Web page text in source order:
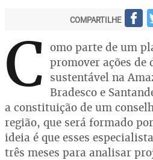
COMPARTILHE
C omo parte de um
promover ações de
sustentável na
Bradesco e
a constituição de um
região, que será formado
ideia é que esses
três meses para analisar